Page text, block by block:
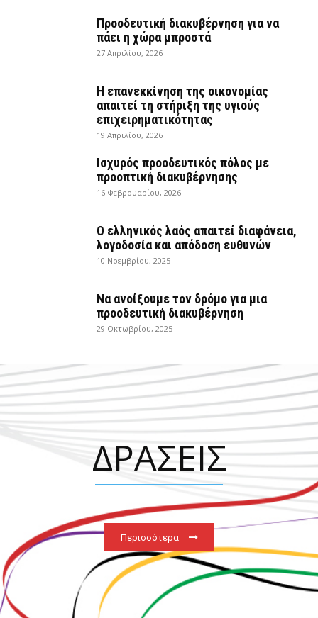
Προοδευτική διακυβέρνηση για να
πάει η χώρα μπροστά
27 Απριλίου, 2026
Η επανεκκίνηση της οικονομίας
απαιτεί τη στήριξη της υγιούς
επιχειρηματικότητας
19 Απριλίου, 2026
Ισχυρός προοδευτικός πόλος με
προοπτική διακυβέρνησης
16 Φεβρουαρίου, 2026
Ο ελληνικός λαός απαιτεί διαφάνεια,
λογοδοσία και απόδοση ευθυνών
10 Νοεμβρίου, 2025
Να ανοίξουμε τον δρόμο για μια
προοδευτική διακυβέρνηση
29 Οκτωβρίου, 2025
ΔΡΑΣΕΙΣ
Περισσότερα